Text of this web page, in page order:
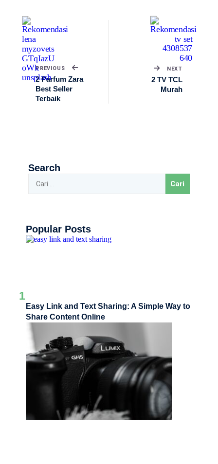
PREVIOUS
2 Parfum Zara
Best Seller
Terbaik
NEXT
2 TV TCL
Murah
Search
Popular Posts
1
Easy Link and Text Sharing: A Simple Way to
Share Content Online